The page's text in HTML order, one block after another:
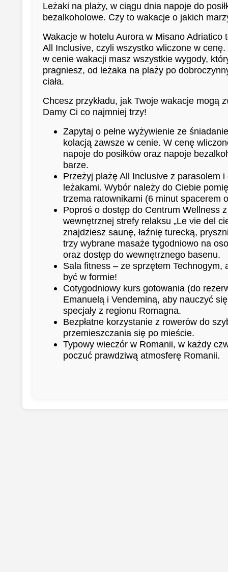
Leżaki na plaży, w ciągu dnia napoje do
bezalkoholowe. Czy to wakacje o jakich
Wakacje w hotelu Aurora w Misano Adriatico
All Inclusive, czyli wszystko wliczone w
w cenie wakacji masz wszystkie wygody,
pragniesz, od leżaka na plaży po
ciała.
Chcesz przykładu, jak Twoje wakacje mogą
Damy Ci co najmniej trzy!
Zapytaj o pełne wyżywienie ze
kolacją zawsze w cenie. W cenę
napoje do posiłków oraz napoje
barze.
Przeżyj plażę All Inclusive z parasolem i
leżakami. Wybór należy do Ciebie
trzema ratownikami (6 minut spacerem
Poproś o dostęp do Centrum Wellness
wewnętrznej strefy relaksu „Le vie del
znajdziesz saunę, łaźnię turecką,
trzy wybrane masaże tygodniowo na
oraz dostęp do wewnętrznego basenu.
Sala fitness – ze sprzętem Technogym,
być w formie!
Cotygodniowy kurs gotowania (do
Emanuelą i Vendeminą, aby nauczyć
specjały z regionu Romagna.
Bezpłatne korzystanie z rowerów do
przemieszczania się po mieście.
Typowy wieczór w Romanii, w każdy
poczuć prawdziwą atmosferę Romanii.